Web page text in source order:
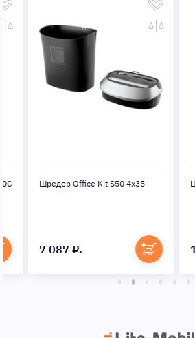
Шредер Office Kit S50 4x35
7 087 ₽. 17